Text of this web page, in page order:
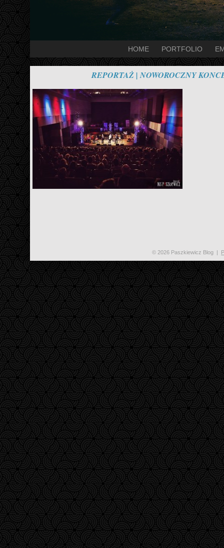
HOME PORTFOLIO
REPORTAŻ | NOWOROCZNY
© 2026 Paszkiewicz Blog |